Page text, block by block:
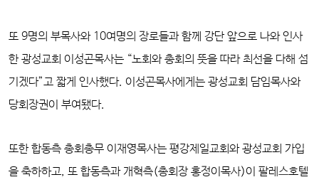
또 9명의 부목사와 10여명의 장로들과 함께 강단 앞으로 나와 인사
한 광성교회 이성곤목사는 “노회와 총회의 뜻을 따라 최선을 다해 섬
기겠다”고 짧게 인사했다. 이성곤목사에게는 광성교회 담임목사와
당회장권이 부여됐다.
또한 합동측 총회총무 이재영목사는 평강제일교회와 광성교회 가입
을 축하하고, 또 합동측과 개혁측(총회장 홍정이목사)이 팔레스호텔